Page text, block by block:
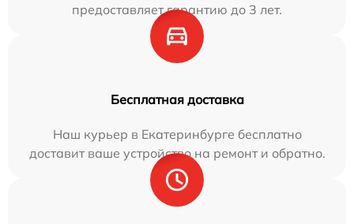
предоставляет гарантию до 3 лет.
Бесплатная доставка
Наш курьер в Екатеринбурге бесплатно
доставит ваше устройство на ремонт и обратно.